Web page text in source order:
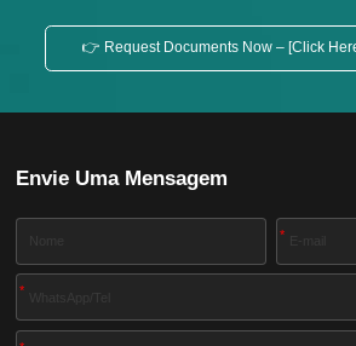
👉 Request Documents Now – [Click
Envie Uma Mensagem
*
*